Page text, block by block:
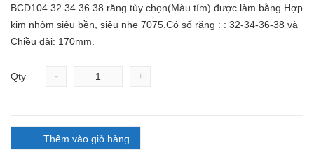
BCD104 32 34 36 38 răng tùy chọn(Màu tím) được làm bằng Hợp
kim nhôm siêu bền, siêu nhẹ 7075.Có số răng : : 32-34-36-38 và
Chiều dài: 170mm.
Qty - +
Thêm vào giỏ hàng